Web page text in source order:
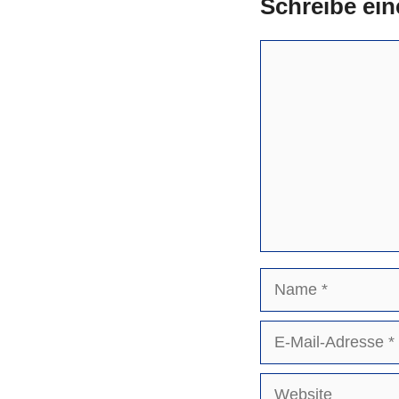
Schreibe
Name
Website